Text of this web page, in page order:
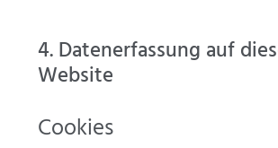
4. Datenerfassung auf
Website
Cookies